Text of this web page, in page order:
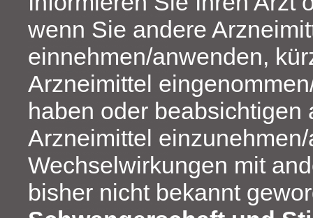
wenn Sie andere
einnehmen/anwenden,
Arzneimittel
haben oder beabsichtigen
Arzneimittel
Wechselwirkungen mit
bisher nicht bekannt